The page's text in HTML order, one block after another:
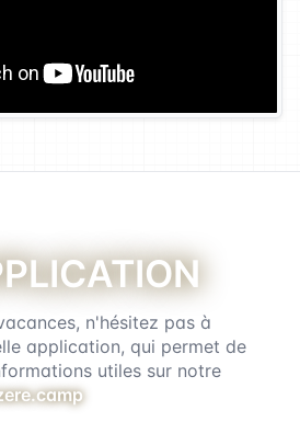
n'hésitez pas à
application, qui permet de
utiles sur notre